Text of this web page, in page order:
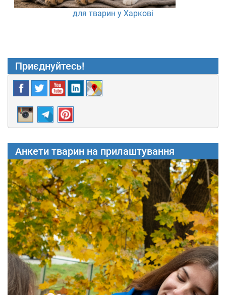
для тварин у Харкові
Приєднуйтесь!
Анкети тварин на прилаштування